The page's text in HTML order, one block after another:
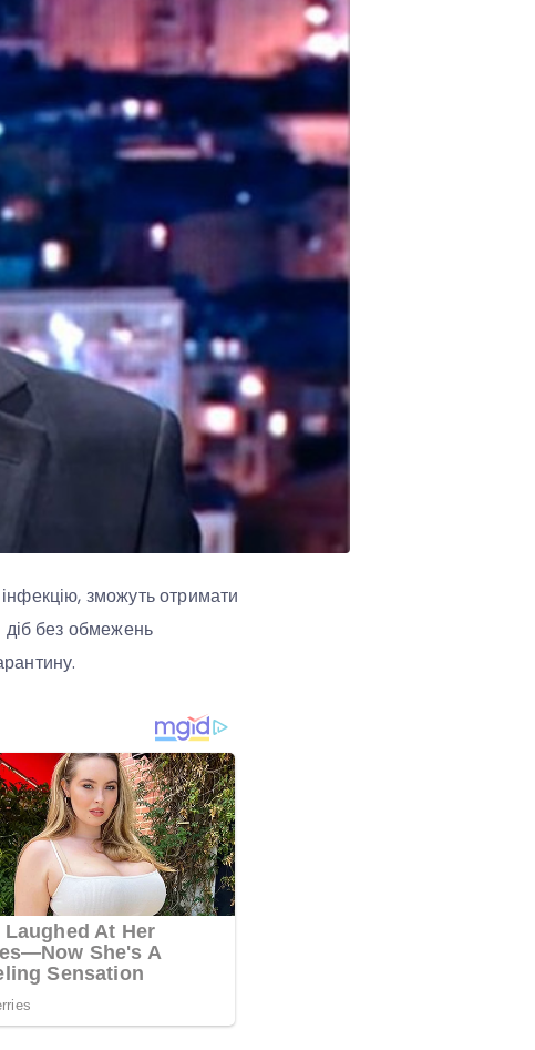
зможуть отримати
без обмежень